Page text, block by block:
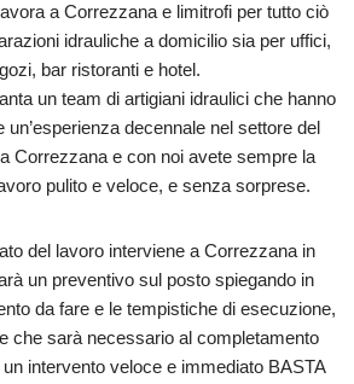
a Correzzana e limitrofi per tutto ciò
idrauliche a domicilio sia per uffici,
bar ristoranti e hotel.
un team di artigiani idraulici che hanno
un’esperienza decennale nel settore del
Correzzana e con noi avete sempre la
pulito e veloce, e senza sorprese.
del lavoro interviene a Correzzana in
un preventivo sul posto spiegando in
da fare e le tempistiche di esecuzione,
che sarà necessario al completamento
un intervento veloce e immediato BASTA